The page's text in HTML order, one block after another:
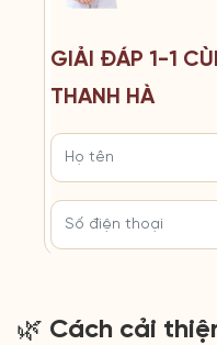
GIẢI ĐÁP 1-1
THANH HÀ
🌿 Cách cải